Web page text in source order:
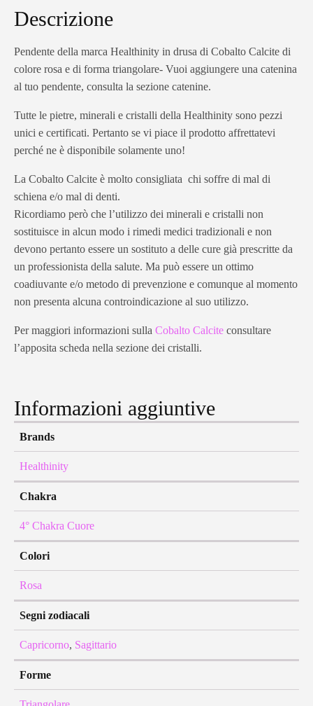
Descrizione
Pendente della marca Healthinity in drusa di Cobalto Calcite di
colore rosa e di forma triangolare- Vuoi aggiungere una catenina
al tuo pendente, consulta la sezione catenine.
Tutte le pietre, minerali e cristalli della Healthinity sono pezzi
unici e certificati. Pertanto se vi piace il prodotto affrettatevi
perché ne è disponibile solamente uno!
La Cobalto Calcite è molto consigliata chi soffre di mal di
schiena e/o mal di denti.
Ricordiamo però che l’utilizzo dei minerali e cristalli non
sostituisce in alcun modo i rimedi medici tradizionali e non
devono pertanto essere un sostituto a delle cure già prescritte da
un professionista della salute. Ma può essere un ottimo
coadiuvante e/o metodo di prevenzione e comunque al momento
non presenta alcuna controindicazione al suo utilizzo.
Per maggiori informazioni sulla Cobalto Calcite consultare
l’apposita scheda nella sezione dei cristalli.
Informazioni aggiuntive
Brands
Healthinity
Chakra
4° Chakra Cuore
Colori
Rosa
Segni zodiacali
Capricorno, Sagittario
Forme